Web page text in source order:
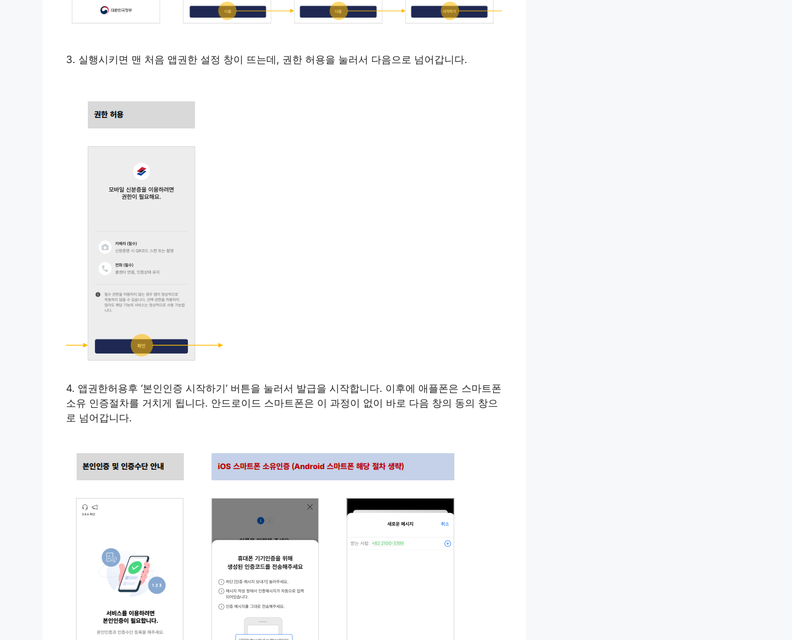
3. 실행시키면 맨 처음 앱권한 설정 창이 뜨는데, 권한 허용을 눌러서 다음으로 넘어갑니다.
4. 앱권한허용후 ‘본인인증 시작하기’ 버튼을 눌러서 발급을 시작합니다. 이후에 애플폰은 스마트폰
소유 인증절차를 거치게 됩니다. 안드로이드 스마트폰은 이 과정이 없이 바로 다음 창의 동의 창으
로 넘어갑니다.